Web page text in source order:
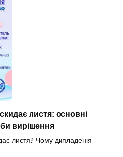
листя: основні
вирішення
листя? Чому дипладенія